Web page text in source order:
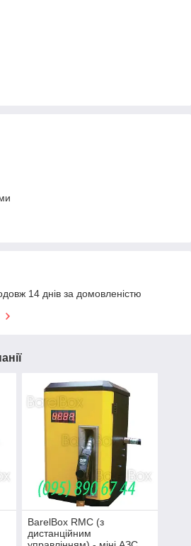
14 днів за домовленістю
BarelВox RMC (з
дистанційним